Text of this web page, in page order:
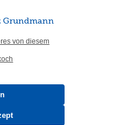
Grundmann
von diesem